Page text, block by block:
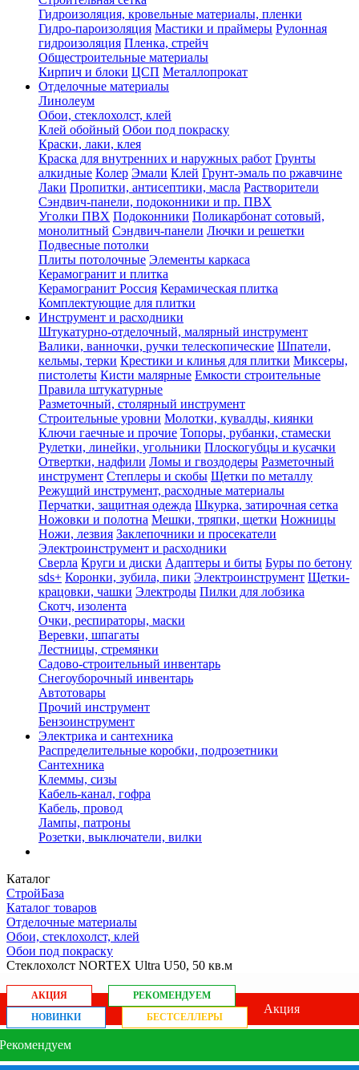
Гидроизоляция, кровельные материалы, пленки
Гидро-пароизоляция Мастики и праймеры Рулонная
гидроизоляция Пленка, стрейч
Общестроительные материалы
Кирпич и блоки ЦСП Металлопрокат
Отделочные материалы
Линолеум
Обои, стеклохолст, клей
Клей обойный Обои под покраску
Краски, лаки, клея
Краска для внутренних и наружных работ Грунты
алкидные Колер Эмали Клей Грунт-эмаль по ржавчине
Лаки Пропитки, антисептики, масла Растворители
Сэндвич-панели, подоконники и пр. ПВХ
Уголки ПВХ Подоконники Поликарбонат сотовый,
монолитный Сэндвич-панели Лючки и решетки
Подвесные потолки
Плиты потолочные Элементы каркаса
Керамогранит и плитка
Керамогранит Россия Керамическая плитка
Комплектующие для плитки
Инструмент и расходники
Штукатурно-отделочный, малярный инструмент
Валики, ванночки, ручки телескопические Шпатели,
кельмы, терки Крестики и клинья для плитки Миксеры,
пистолеты Кисти малярные Емкости строительные
Правила штукатурные
Разметочный, столярный инструмент
Строительные уровни Молотки, кувалды, киянки
Ключи гаечные и прочие Топоры, рубанки, стамески
Рулетки, линейки, угольники Плоскогубцы и кусачки
Отвертки, надфили Ломы и гвоздодеры Разметочный
инструмент Степлеры и скобы Щетки по металлу
Режущий инструмент, расходные материалы
Перчатки, защитная одежда Шкурка, затирочная сетка
Ножовки и полотна Мешки, тряпки, щетки Ножницы
Ножи, лезвия Заклепочники и просекатели
Электроинструмент и расходники
Сверла Круги и диски Адаптеры и биты Буры по бетону
sds+ Коронки, зубила, пики Электроинструмент Щетки-
крацовки, чашки Электроды Пилки для лобзика
Скотч, изолента
Очки, респираторы, маски
Веревки, шпагаты
Лестницы, стремянки
Садово-строительный инвентарь
Снегоуборочный инвентарь
Автотовары
Прочий инструмент
Бензоинструмент
Электрика и сантехника
Распределительные коробки, подрозетники
Сантехника
Клеммы, сизы
Кабель-канал, гофра
Кабель, провод
Лампы, патроны
Розетки, выключатели, вилки
Каталог
СтройБаза
Каталог товаров
Отделочные материалы
Обои, стеклохолст, клей
Обои под покраску
Стеклохолст NORTEX Ultra U50, 50 кв.м
АКЦИЯ
РЕКОМЕНДУЕМ
НОВИНКИ
БЕСТСЕЛЛЕРЫ
Акция
Рекомендуем